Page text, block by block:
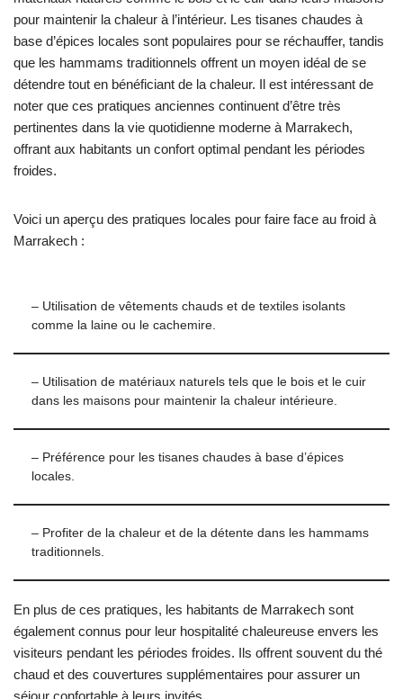
pour maintenir la chaleur à l’intérieur. Les tisanes chaudes à
base d’épices locales sont populaires pour se réchauffer, tandis
que les hammams traditionnels offrent un moyen idéal de se
détendre tout en bénéficiant de la chaleur. Il est intéressant de
noter que ces pratiques anciennes continuent d’être très
pertinentes dans la vie quotidienne moderne à Marrakech,
offrant aux habitants un confort optimal pendant les périodes
froides.
Voici un aperçu des pratiques locales pour faire face au froid à
Marrakech :
– Utilisation de vêtements chauds et de textiles isolants
comme la laine ou le cachemire.
– Utilisation de matériaux naturels tels que le bois et le cuir
dans les maisons pour maintenir la chaleur intérieure.
– Préférence pour les tisanes chaudes à base d’épices
locales.
– Profiter de la chaleur et de la détente dans les hammams
traditionnels.
En plus de ces pratiques, les habitants de Marrakech sont
également connus pour leur hospitalité chaleureuse envers les
visiteurs pendant les périodes froides. Ils offrent souvent du thé
chaud et des couvertures supplémentaires pour assurer un
séjour confortable à leurs invités.